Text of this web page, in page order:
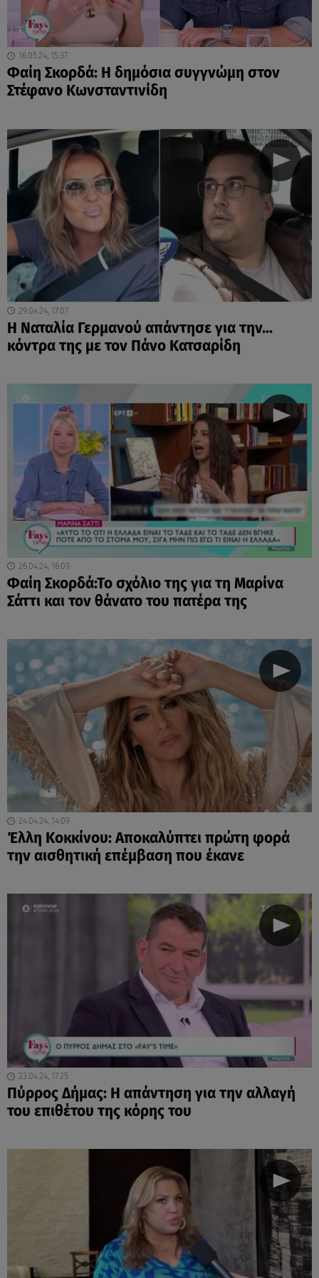
16.05.24, 15:37
Φαίη Σκορδά: Η δημόσια συγγνώμη στον
Στέφανο Κωνσταντινίδη
29.04.24, 17:07
Η Ναταλία Γερμανού απάντησε για την...
κόντρα της με τον Πάνο Κατσαρίδη
26.04.24, 16:09
Φαίη Σκορδά:Το σχόλιο της για τη Μαρίνα
Σάττι και τον θάνατο του πατέρα της
24.04.24, 14:09
Έλλη Κοκκίνου: Αποκαλύπτει πρώτη φορά
την αισθητική επέμβαση που έκανε
23.04.24, 17:25
Πύρρος Δήμας: Η απάντηση για την αλλαγή
του επιθέτου της κόρης του